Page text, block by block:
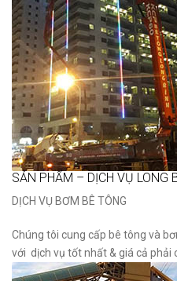
SẢN PHẨM – DỊCH VỤ LONG
DỊCH VỤ BƠM BÊ TÔNG
Chúng tôi cung cấp bê tông và
với dịch vụ tốt nhất & giá cả phải